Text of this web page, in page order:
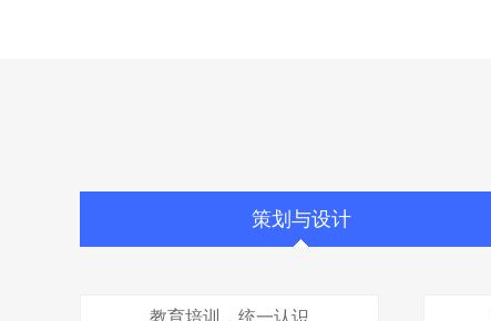
策划与设计
教育培训，统一认识